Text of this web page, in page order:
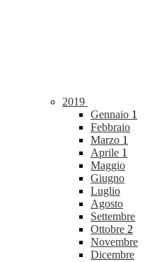
2019
Gennaio 1
Febbraio
Marzo 1
Aprile 1
Maggio
Giugno
Luglio
Agosto
Settembre
Ottobre 2
Novembre
Dicembre